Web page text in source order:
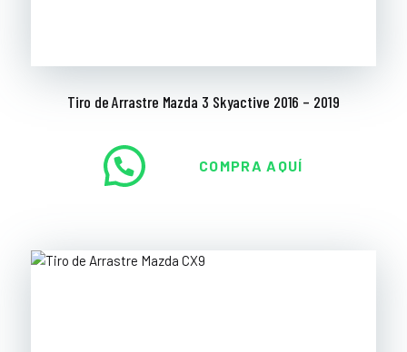
Tiro de Arrastre Mazda 3 Skyactive 2016 – 2019
COMPRA AQUÍ